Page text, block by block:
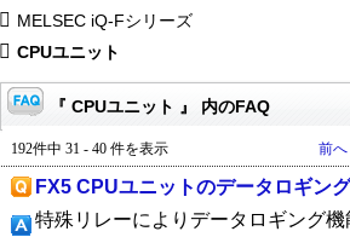
MELSEC iQ-Fシリーズ
CPUユニット
『 CPUユニット 』 内のFAQ
192件中 31 - 40 件を表示 前へ
FX5 CPUユニットのデータロギン
特殊リレーによりデータロギング